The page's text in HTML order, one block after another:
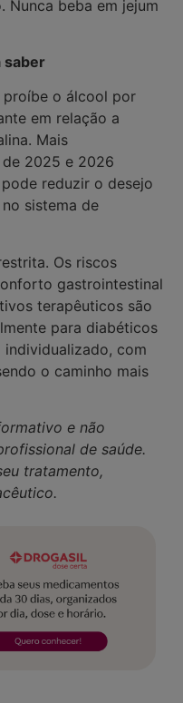
Nunca beba em jejum
saber
proíbe o álcool por
em relação a
Mais
de 2025 e 2026
reduzir o desejo
sistema de
Os riscos
gastrointestinal
terapêuticos são
para diabéticos
individualizado, com
o caminho mais
e não
de saúde.
tratamento,